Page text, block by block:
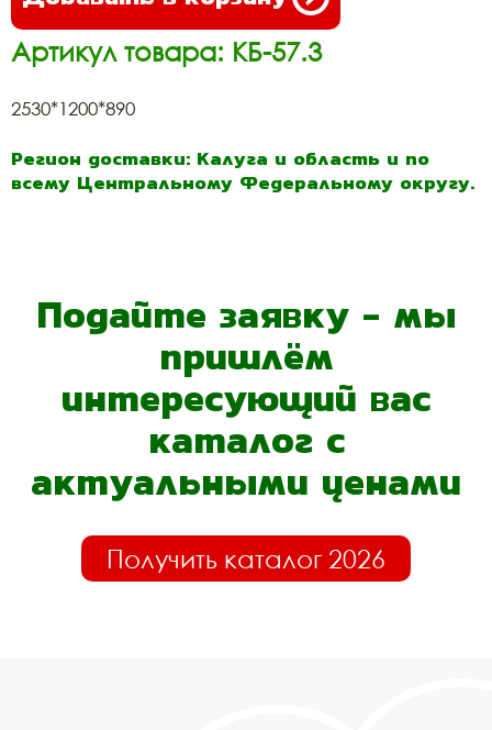
Артикул товара: КБ-57.3
2530*1200*890
Регион доставки: Калуга и область и по
всему Центральному Федеральному округу.
Подайте заявку - мы
пришлём
интересующий вас
каталог с
актуальными ценами
Получить каталог 2026